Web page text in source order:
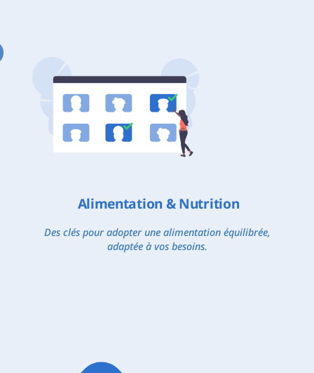
Alimentation & Nutrition
Des clés pour adopter une alimentation équilibrée,
adaptée à vos besoins.